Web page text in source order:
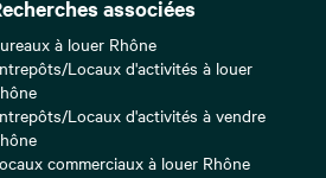
associées
à louer Rhône
Locaux d'activités à louer
Locaux d'activités à vendre
commerciaux à louer Rhône